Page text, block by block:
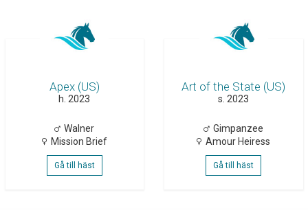
Apex (US)
h. 2023
Walner
Mission Brief
Gå till häst
Art of the State (US)
s. 2023
Gimpanzee
Amour Heiress
Gå till häst